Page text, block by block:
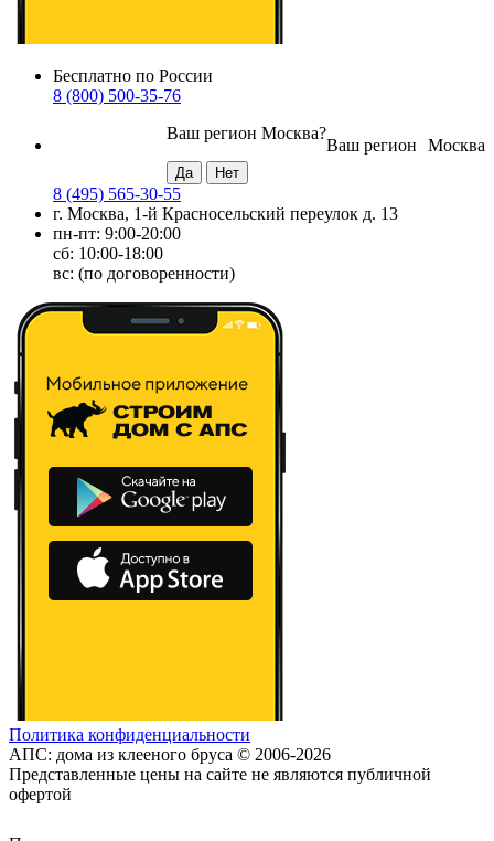
Бесплатно по России
8 (800) 500-35-76
Москва
Ваш регион
Ваш регион Москва?
8 (495) 565-30-55
г. Москва, 1-й Красносельский переулок д. 13
пн-пт: 9:00-20:00
сб: 10:00-18:00
вс: (по договоренности)
Политика конфиденциальности
АПС: дома из клееного бруса © 2006-2026
Представленные цены на сайте не являются публичной
офертой